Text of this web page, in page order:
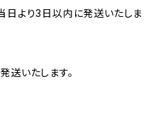
日より3日以内に発送いたしま
送いたします。